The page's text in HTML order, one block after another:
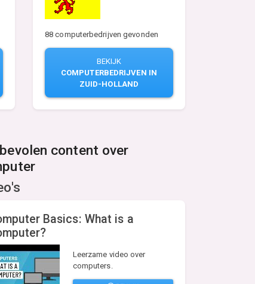
88 computerbedrijven gevonden
BEKIJK
COMPUTERBEDRIJVEN IN
ZUID-HOLLAND
content over
Basics: What is a
Leerzame video over
computers.